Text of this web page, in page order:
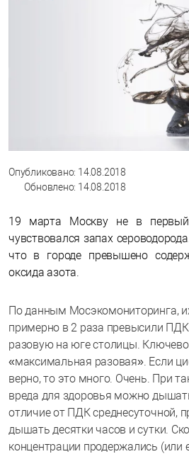
Опубликовано: 14.08.2018
Обновлено: 14.08.2018
19 марта Москву не в
чувствовался запах
что в городе превышено
оксида азота.
По данным Мосэкомониторинга,
примерно в 2 раза превысили
разовую на юге столицы.
«максимальная разовая». Если
верно, то это много. Очень. При
вреда для здоровья можно
отличие от ПДК среднесуточной,
дышать десятки часов и сутки.
концентрации продержались (или